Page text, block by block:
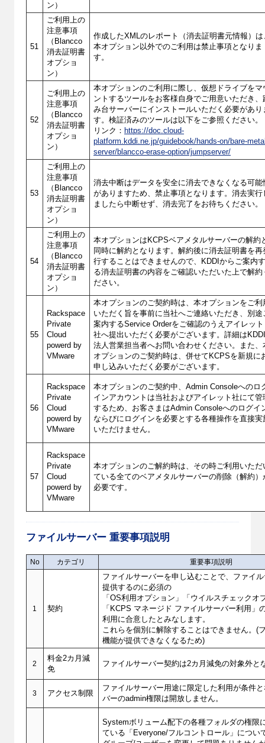
ン）
51
ご利用上の
注意事項
（Blancco
消去証明書
オプショ
ン）
作成したXMLのレポート（消去証明書元情報）は
本オプション以外でのご利用は禁止事項となりま
す。
52
ご利用上の
注意事項
（Blancco
消去証明書
オプショ
ン）
本オプションのご利用に際し、仮想ドライブをマ
ントするツールをお客様自身でご用意いただき、
み台サーバーにインストールいただく必要があり
す。検証済みのツールは以下をご参照ください。
リンク： https://doc.cloud-
platform.kddi.ne.jp/guidebook/hands-on/bare-
server/blancco-erase-option/jumpserver/
53
ご利用上の
注意事項
（Blancco
消去証明書
オプショ
ン）
消去中断はデータを安全に消去できなくなる可能
がありますため、禁止事項となります。消去実行
ましたら中断せず、消去完了をお待ちください。
54
ご利用上の
注意事項
（Blancco
消去証明書
オプショ
ン）
本オプションはKCPSベアメタルサーバーの解約
同時に解約となります。解約後に消去証明書を再
行することはできませんので、KDDIからご案内
る消去証明書の内容をご確認いただいた上で解約
ださい。
55
Rackspace
Private
Cloud
powerd by
VMware
本オプションのご契約時は、本オプションをご利
いただく旨を事前に当社へご連絡いただき、別途
案内するService Orderをご確認のうえアイレット
社へ提出いただく必要がございます。詳細は
法人営業担当者へお問い合わせください。また、
オプションのご契約時は、併せてKCPSを新規に
申し込みいただく必要がございます。
56
Rackspace
Private
Cloud
powerd by
VMware
本オプションのご契約中、Admin Consoleへのロ
インアカウントは当社およびアイレット社にて管
するため、お客さまはAdmin Consoleへのログイ
ならびにログインを必要とする各種操作を直接実
いただけません。
57
Rackspace
Private
Cloud
powerd by
VMware
本オプションのご解約時は、その時ご利用いただ
ている全てのベアメタルサーバーの削除（解約）
必要です。
ファイルサーバー 重要事項説明
No カテゴリ 重要事項説明
1 契約
ファイルサーバーを申し込むことで、ファイ
提供するのに必須の
「OS利用オプション」「ウイルスチェックオ
「KCPS マネージド ファイルサーバー利用」
利用に合意したとみなします。
これらを個別に解除することはできません。(
機能が提供できなくなるため)
2
料金2カ月減
免
ファイルサーバー契約は2カ月減免の対象外と
3 アクセス制限
ファイルサーバー用途に限定した利用が条件
バーのadmin権限は開放しません。
Systemボリューム配下の各種フォルダの権限
ている「Everyone/フルコントロール」につい